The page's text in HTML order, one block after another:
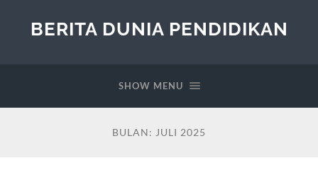
BERITA DUNIA PENDIDIKAN
SHOW MENU
BULAN: JULI 2025